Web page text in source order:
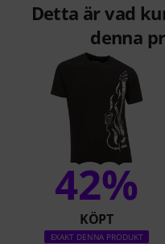
Detta är vad
denna
42%
KÖPT
EXAKT DENNA PRODUKT